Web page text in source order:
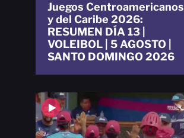
Juegos Centroamericanos
y del Caribe 2026:
RESUMEN DÍA 13 |
VOLEIBOL | 5 AGOSTO |
SANTO DOMINGO 2026